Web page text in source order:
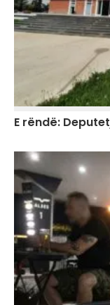
E rëndë: